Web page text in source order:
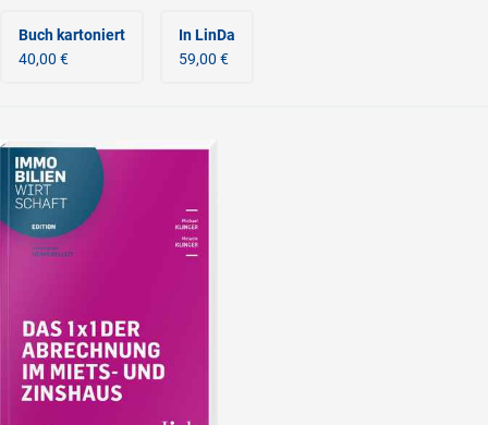
Buch kartoniert
40,00 €
In LinDa
59,00 €